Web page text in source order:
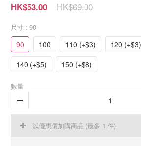
HK$69.00
HK$53.00
尺寸 : 90
90 100 110 (+$3) 120 (+$3)
140 (+$5)
150 (+$8)
數量
以優惠價加購商品 (最多 1 件)